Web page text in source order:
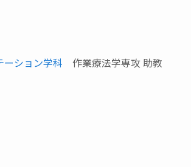
ーション学科 作業療法学専攻 助教